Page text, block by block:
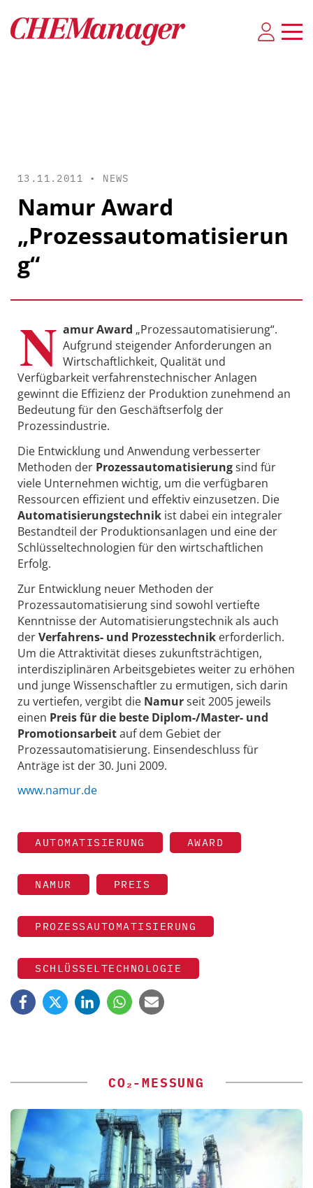
13.11.2011 • NEWS
Namur Award
„Prozessautomatisierun
g“
N amur Award „Prozessautomatisierung“.
Aufgrund steigender Anforderungen an
Wirtschaftlichkeit, Qualität und
Verfügbarkeit verfahrenstechnischer Anlagen
gewinnt die Effizienz der Produktion zunehmend an
Bedeutung für den Geschäftserfolg der
Prozessindustrie.
Die Entwicklung und Anwendung verbesserter
Methoden der Prozessautomatisierungsind für
viele Unternehmen wichtig, um die verfügbaren
Ressourcen effizient und effektiv einzusetzen. Die
Automatisierungstechnik ist dabei ein integraler
Bestandteil der Produktionsanlagen und eine der
Schlüsseltechnologien für den wirtschaftlichen
Erfolg.
Zur Entwicklung neuer Methoden der
Prozessautomatisierung sind sowohl vertiefte
Kenntnisse der Automatisierungstechnik als auch
derVerfahrens- und Prozesstechnik erforderlich.
Um die Attraktivität dieses zukunftsträchtigen,
interdisziplinären Arbeitsgebietes weiter zu erhöhen
und junge Wissenschaftler zu ermutigen, sich darin
zu vertiefen, vergibt die Namurseit 2005 jeweils
einen Preis für die beste Diplom-/Master- und
Promotionsarbeitauf dem Gebiet der
Prozessautomatisierung. Einsendeschluss für
Anträge ist der 30. Juni 2009.
www.namur.de
AUTOMATISIERUNG AWARD
NAMUR PREIS
PROZESSAUTOMATISIERUNG
SCHLÜSSELTECHNOLOGIE
CO₂-MESSUNG